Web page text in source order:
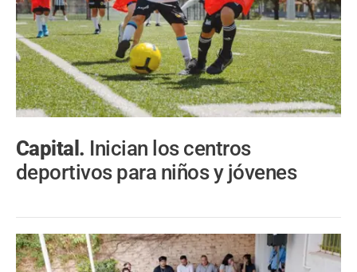
Capital. Inician los centros
deportivos para niños y jóvenes